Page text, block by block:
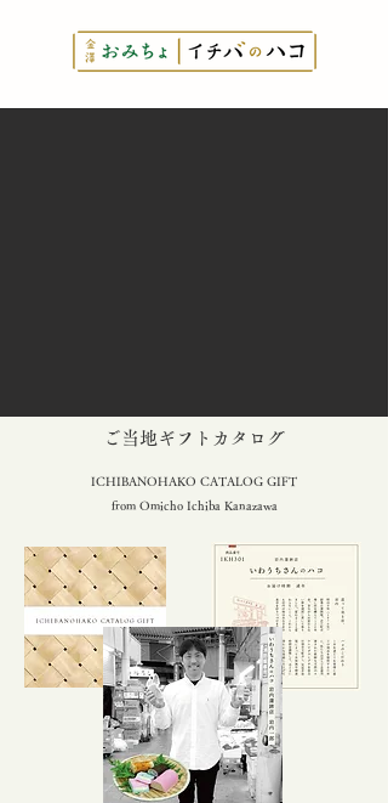
​ご当地ギフトカタログ
ICHIBANOHAKO CATALOG GIFT
from Omicho Ichiba Kanazawa